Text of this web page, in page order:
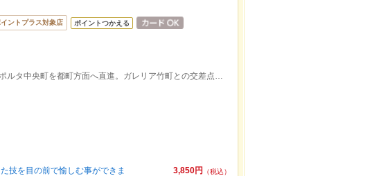
イントプラス対象店 ポイントつかえる
大分駅北口からセントポルタ中央町を都町方面へ直進。ガレリア竹町との交差点を通過し、左手の末岡ビル１F
3,850円
（税込）
技を目の前で愉しむ事ができま